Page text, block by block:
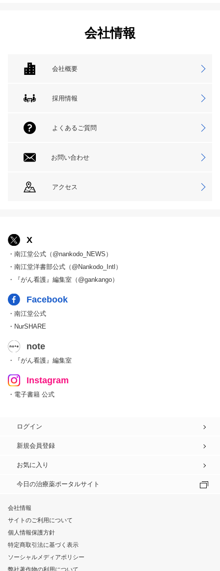
会社情報
会社概要
採用情報
よくあるご質問
お問い合わせ
アクセス
X
・南江堂公式（@nankodo_NEWS）
・南江堂洋書部公式（@Nankodo_Intl）
・『がん看護』編集室（@gankango）
Facebook
・南江堂公式
・NurSHARE
note
・『がん看護』編集室
Instagram
・電子書籍 公式
ログイン
新規会員登録
お気に入り
今日の治療薬ポータルサイト
会社情報
サイトのご利用について
個人情報保護方針
特定商取引法に基づく表示
ソーシャルメディアポリシー